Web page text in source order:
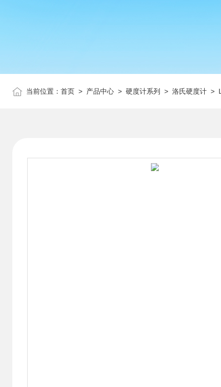
当前位置： 首页 > 产品中心 > 硬度计系列 > 洛氏硬度计 >